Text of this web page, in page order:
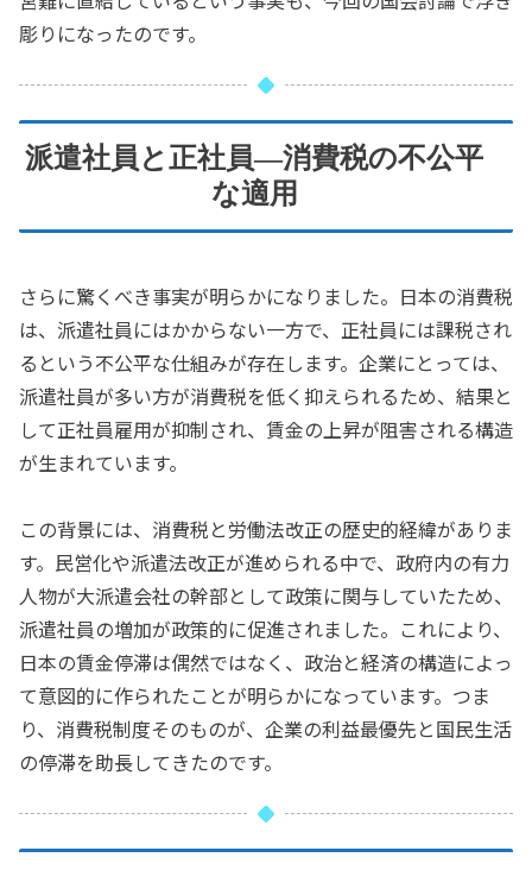
彫りになったのです。
派遣社員と正社員—消費税の不公平
な適用
さらに驚くべき事実が明らかになりました。日本の消費税
は、派遣社員にはかからない一方で、正社員には課税され
るという不公平な仕組みが存在します。企業にとっては、
派遣社員が多い方が消費税を低く抑えられるため、結果と
して正社員雇用が抑制され、賃金の上昇が阻害される構造
が生まれています。
この背景には、消費税と労働法改正の歴史的経緯がありま
す。民営化や派遣法改正が進められる中で、政府内の有力
人物が大派遣会社の幹部として政策に関与していたため、
派遣社員の増加が政策的に促進されました。これにより、
日本の賃金停滞は偶然ではなく、政治と経済の構造によっ
て意図的に作られたことが明らかになっています。つま
り、消費税制度そのものが、企業の利益最優先と国民生活
の停滞を助長してきたのです。